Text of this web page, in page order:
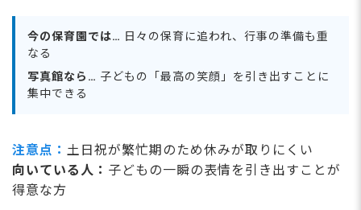
今の保育園では… 日々の保育に追われ、行事の準備も重
なる
写真館なら… 子どもの「最高の笑顔」を引き出すことに
集中できる
注意点： 土日祝が繁忙期のため休みが取りにくい
向いている人： 子どもの一瞬の表情を引き出すことが
得意な方